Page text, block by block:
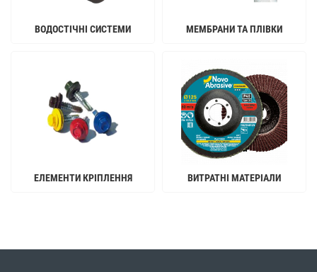
ВОДОСТІЧНІ СИСТЕМИ МЕМБРАНИ ТА ПЛІВКИ
ЕЛЕМЕНТИ КРІПЛЕННЯ ВИТРАТНІ МАТЕРІАЛИ